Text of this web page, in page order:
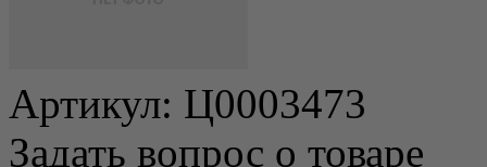
Артикул: Ц0003473
Задать вопрос о товаре